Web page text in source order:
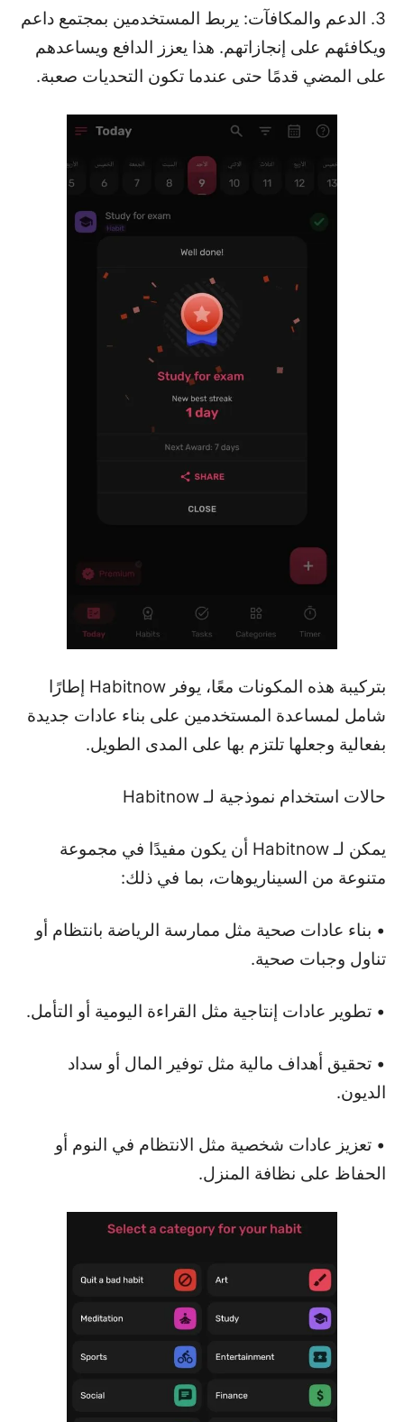
3. الدعم والمكافآت: يربط المستخدمين بمجتمع داعم
ويكافئهم على إنجازاتهم. هذا يعزز الدافع ويساعدهم
على المضي قدمًا حتى عندما تكون التحديات صعبة.
بتركيبة هذه المكونات معًا، يوفر Habitnow إطارًا
شامل لمساعدة المستخدمين على بناء عادات جديدة
بفعالية وجعلها تلتزم بها على المدى الطويل.
حالات استخدام نموذجية لـ Habitnow
يمكن لـ Habitnow أن يكون مفيدًا في مجموعة
متنوعة من السيناريوهات، بما في ذلك:
• بناء عادات صحية مثل ممارسة الرياضة بانتظام أو
تناول وجبات صحية.
• تطوير عادات إنتاجية مثل القراءة اليومية أو التأمل.
• تحقيق أهداف مالية مثل توفير المال أو سداد
الديون.
• تعزيز عادات شخصية مثل الانتظام في النوم أو
الحفاظ على نظافة المنزل.